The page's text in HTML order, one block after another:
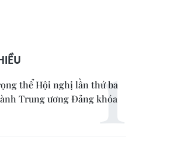
thể Hội nghị lần thứ ba
Trung ương Đảng khóa